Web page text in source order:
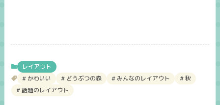
レイアウト
かわいい
どうぶつの森 みんなのレイアウト
秋
話題のレイアウト